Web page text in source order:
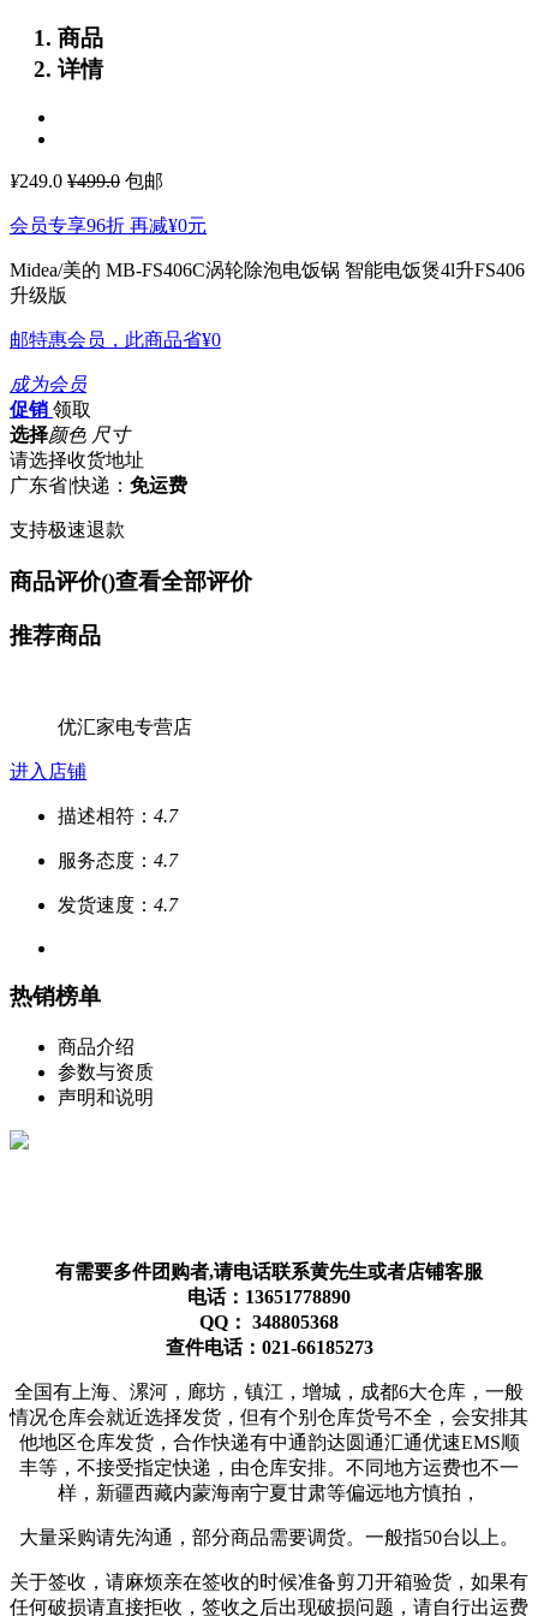
商品
详情
¥249.0 ¥499.0 包邮
会员专享96折 再减¥0元
Midea/美的 MB-FS406C涡轮除泡电饭锅 智能电饭煲4l升FS406
升级版
邮特惠会员，此商品省¥0
成为会员
促销 领取
选择颜色 尺寸
请选择收货地址
广东省|快递： 免运费
支持极速退款
商品评价()查看全部评价
推荐商品
优汇家电专营店
进入店铺
描述相符： 4.7
服务态度： 4.7
发货速度： 4.7
热销榜单
商品介绍
参数与资质
声明和说明
有需要多件团购者,请电话联系黄先生或者店铺客服
电话：13651778890
QQ： 348805368
查件电话：021-66185273
全国有上海、漯河，廊坊，镇江，增城，成都6大仓库，一般
情况仓库会就近选择发货，但有个别仓库货号不全，会安排其
他地区仓库发货，合作快递有中通韵达圆通汇通优速EMS顺
丰等，不接受指定快递，由仓库安排。不同地方运费也不一
样，新疆西藏内蒙海南宁夏甘肃等偏远地方慎拍，
大量采购请先沟通，部分商品需要调货。一般指50台以上。
关于签收，请麻烦亲在签收的时候准备剪刀开箱验货，如果有
任何破损请直接拒收，签收之后出现破损问题，请自行出运费